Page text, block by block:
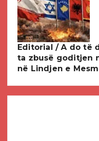
Editorial / A do të
ta zbusë goditjen
në Lindjen e